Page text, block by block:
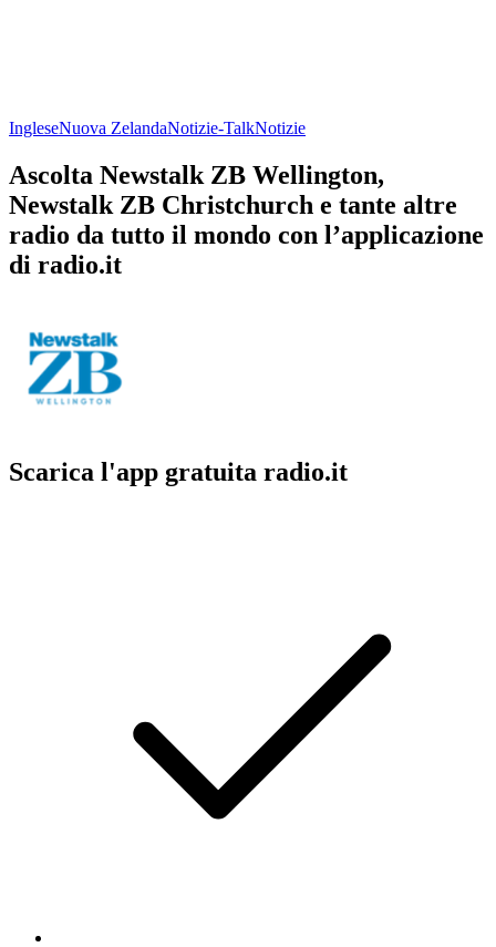
IngleseNuova ZelandaNotizie-TalkNotizie
Ascolta Newstalk ZB Wellington,
Newstalk ZB Christchurch e tante altre
radio da tutto il mondo con l’applicazione
di radio.it
Scarica l'app gratuita radio.it